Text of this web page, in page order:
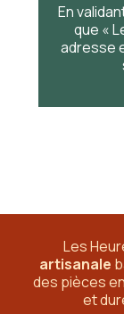
En
que «
adresse
Les
artisanale
des pièces
et